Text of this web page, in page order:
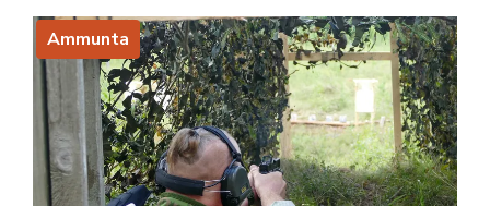
Ammunta